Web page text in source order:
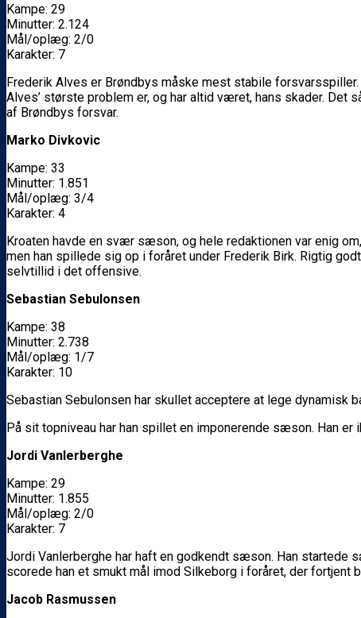
Kampe: 29
Minutter: 2.124
Mål/oplæg: 2/0
Karakter: 7
Frederik Alves er Brøndbys måske mest stabile
Alves’ største problem er, og har altid været, hans skader. Det
af Brøndbys forsvar.
Marko Divkovic
Kampe: 33
Minutter: 1.851
Mål/oplæg: 3/4
Karakter: 4
Kroaten havde en svær sæson, og hele redaktionen var enig
men han spillede sig op i foråret under Frederik Birk. Rigtig
selvtillid i det offensive.
Sebastian Sebulonsen
Kampe: 38
Minutter: 2.738
Mål/oplæg: 1/7
Karakter: 10
Sebastian Sebulonsen har skullet acceptere at lege dynamisk
På sit topniveau har han spillet en imponerende sæson. Han
Jordi Vanlerberghe
Kampe: 29
Minutter: 1.855
Mål/oplæg: 2/0
Karakter: 7
Jordi Vanlerberghe har haft en godkendt sæson. Han startede
scorede han et smukt mål imod Silkeborg i foråret, der
Jacob Rasmussen